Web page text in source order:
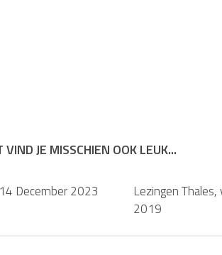
VIND JE MISSCHIEN OOK LEUK...
December 2023
Lezingen Thales,
2019